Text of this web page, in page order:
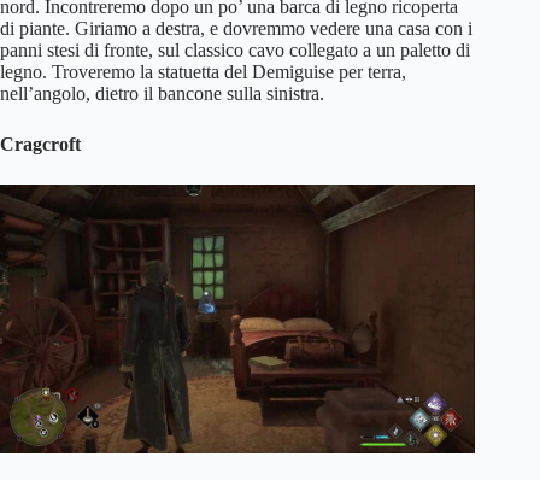
nord. Incontreremo dopo un po’ una barca di legno ricoperta
di piante. Giriamo a destra, e dovremmo vedere una casa con i
panni stesi di fronte, sul classico cavo collegato a un paletto di
legno. Troveremo la statuetta del Demiguise per terra,
nell’angolo, dietro il bancone sulla sinistra.
Cragcroft